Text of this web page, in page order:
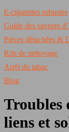
E-cigarettes robustes
Guide des saveurs
Pièces détachées &
Kits de nettoyage
Arrêt du tabac
Blog
Troubles
liens et